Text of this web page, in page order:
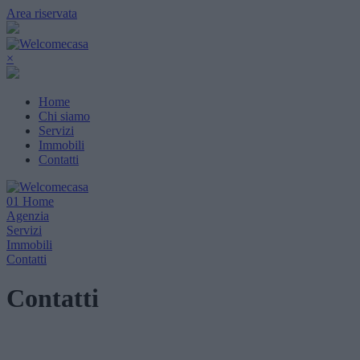
Area riservata
×
Home
Chi siamo
Servizi
Immobili
Contatti
01 Home
Agenzia
Servizi
Immobili
Contatti
Contatti